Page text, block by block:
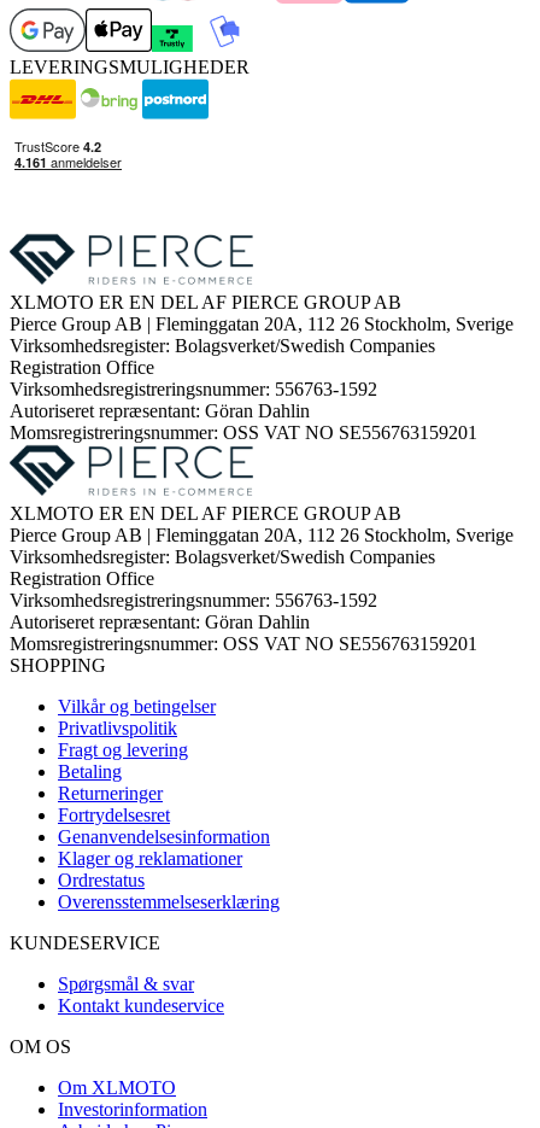
LEVERINGSMULIGHEDER
XLMOTO ER EN DEL AF PIERCE GROUP AB
Pierce Group AB | Fleminggatan 20A, 112 26 Stockholm, Sverige
Virksomhedsregister: Bolagsverket/Swedish Companies
Registration Office
Virksomhedsregistreringsnummer: 556763-1592
Autoriseret repræsentant: Göran Dahlin
Momsregistreringsnummer: OSS VAT NO SE556763159201
XLMOTO ER EN DEL AF PIERCE GROUP AB
Pierce Group AB | Fleminggatan 20A, 112 26 Stockholm, Sverige
Virksomhedsregister: Bolagsverket/Swedish Companies
Registration Office
Virksomhedsregistreringsnummer: 556763-1592
Autoriseret repræsentant: Göran Dahlin
Momsregistreringsnummer: OSS VAT NO SE556763159201
SHOPPING
Vilkår og betingelser
Privatlivspolitik
Fragt og levering
Betaling
Returneringer
Fortrydelsesret
Genanvendelsesinformation
Klager og reklamationer
Ordrestatus
Overensstemmelseserklæring
KUNDESERVICE
Spørgsmål & svar
Kontakt kundeservice
OM OS
Om XLMOTO
Investorinformation